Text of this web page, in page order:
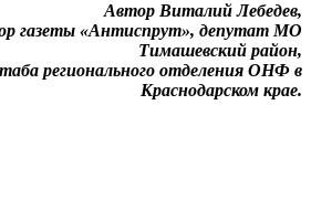
Автор Виталий Лебедев,
газеты «Антиспрут», депутат МО
Тимашевский район,
регионального отделения ОНФ в
Краснодарском крае.